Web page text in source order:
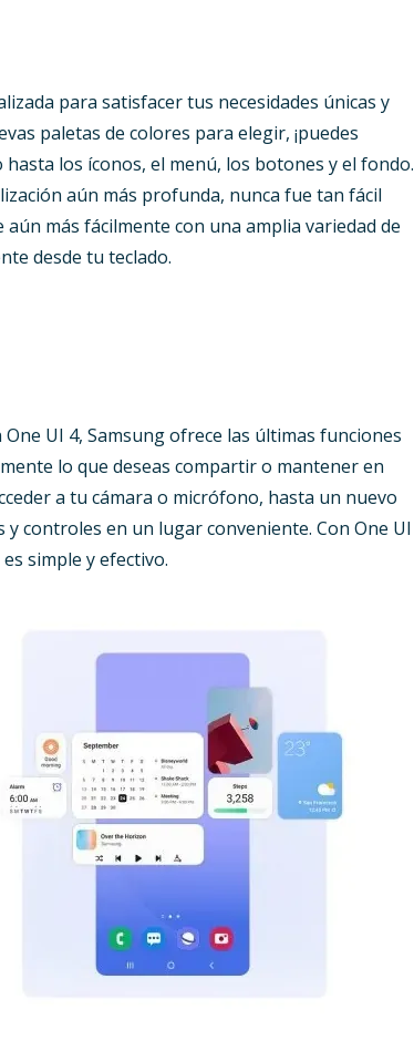
para satisfacer tus necesidades únicas y
paletas de colores para elegir, ¡puedes
los íconos, el menú, los botones y el fondo.
aún más profunda, nunca fue tan fácil
más fácilmente con una amplia variedad de
desde tu teclado.
UI 4, Samsung ofrece las últimas funciones
lo que deseas compartir o mantener en
a tu cámara o micrófono, hasta un nuevo
controles en un lugar conveniente. Con One UI
simple y efectivo.